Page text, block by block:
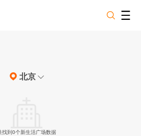
北京
找到0个新生活广场数据